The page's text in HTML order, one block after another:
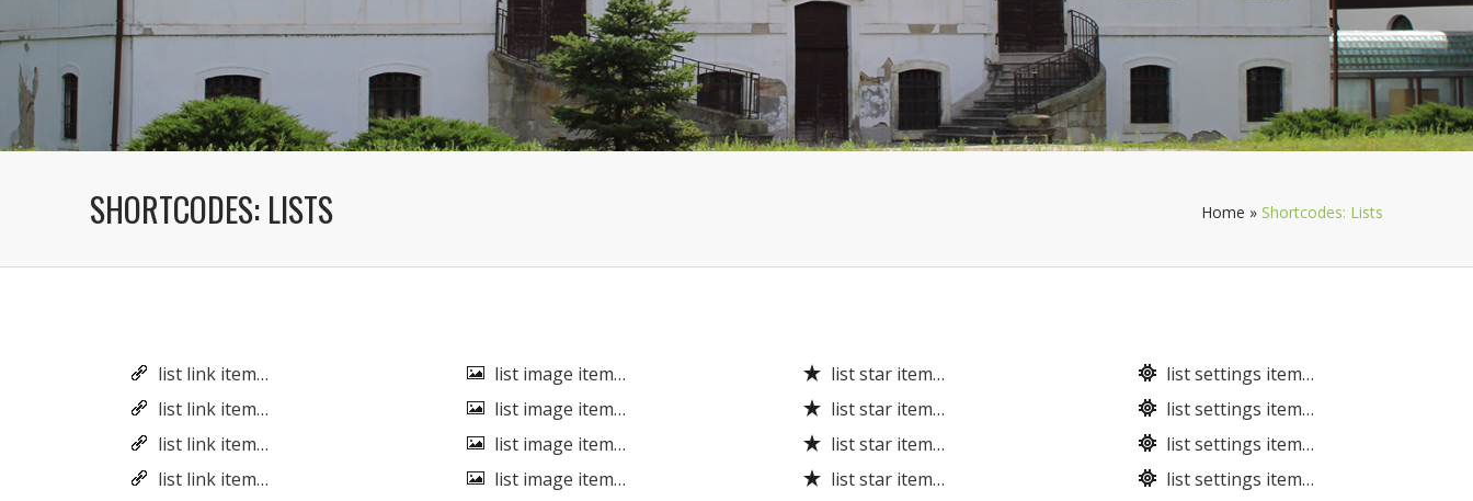
SHORTCODES: LISTS Home » Shortcodes: Lists
list link item…
list link item…
list link item…
list link item…
list image item…
list image item…
list image item…
list image item…
list star item…
list star item…
list star item…
list star item…
list settings item…
list settings item…
list settings item…
list settings item…